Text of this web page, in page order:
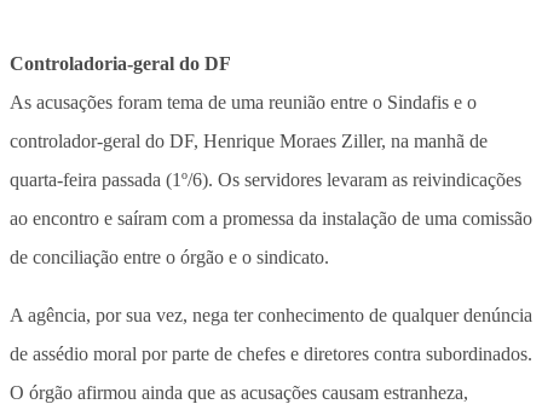
Controladoria-geral do DF
As acusações foram tema de uma reunião entre o Sindafis e o
controlador-geral do DF, Henrique Moraes Ziller, na manhã de
quarta-feira passada (1º/6). Os servidores levaram as reivindicações
ao encontro e saíram com a promessa da instalação de uma comissão
de conciliação entre o órgão e o sindicato.
A agência, por sua vez, nega ter conhecimento de qualquer denúncia
de assédio moral por parte de chefes e diretores contra subordinados.
O órgão afirmou ainda que as acusações causam estranheza,